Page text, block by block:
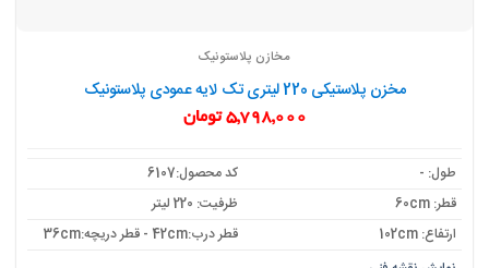
مخازن پلاستونیک
مخزن پلاستیکی 220 لیتری تک لایه عمودی پلاستونیک
5,798,000 تومان
طول: -
کد محصول:6107
قطر: 60cm
ظرفیت: 220 لیتر
ارتفاع: 102cm
قطر درب:42cm - قطر دریچه:36cm